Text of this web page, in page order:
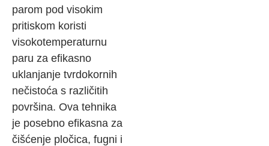
parom pod visokim
pritiskom koristi
visokotemperaturnu
paru za efikasno
uklanjanje tvrdokornih
nečistoća s različitih
površina. Ova tehnika
je posebno efikasna za
čišćenje pločica, fugni i